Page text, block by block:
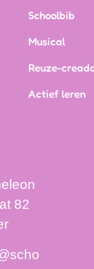
Schoolbib
Musical
Reuze-
Actief leren
82